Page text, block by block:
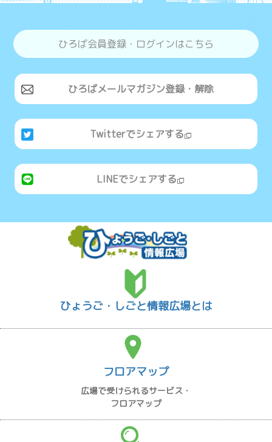
ひろば会員登録・ログインはこちら
ひろばメールマガジン登録・解除
Twitterでシェアする
LINEでシェアする
ひょうご・しごと情報広場とは
フロアマップ
広場で受けられるサービス・
フロアマップ